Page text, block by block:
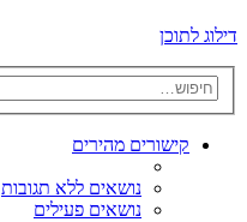
דילוג לתוכן
קישורים מהירים
נושאים ללא תגובות
נושאים פעילים